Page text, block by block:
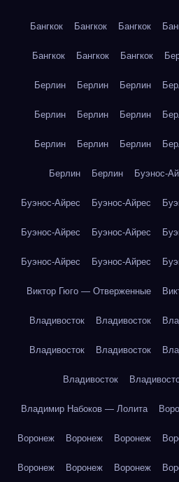
Бангкок Бангкок Бангкок
Бангкок Бангкок Бангкок
Берлин Берлин Берлин
Берлин Берлин Берлин
Берлин Берлин Берлин
Берлин Берлин Буэнос-
Буэнос-Айрес Буэнос-Айрес
Буэнос-Айрес Буэнос-Айрес
Буэнос-Айрес Буэнос-Айрес
Виктор Гюго — Отверженные
Владивосток Владивосток
Владивосток Владивосток
Владивосток
Владимир Набоков — Лолита
Воронеж Воронеж Воронеж
Воронеж Воронеж Воронеж